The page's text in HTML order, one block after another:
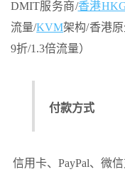
DMIT服务商/香港
流量/KVM架构/香港
9折/1.3倍流量）
付款方式
信用卡、PayPal、微